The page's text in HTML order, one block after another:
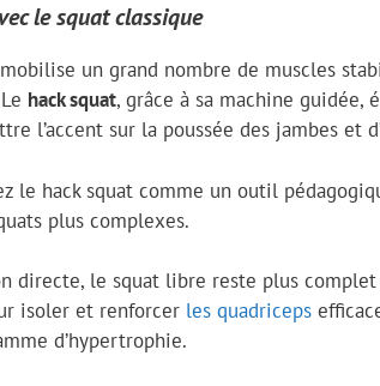
le squat classique
un grand nombre de muscles
hack squat, grâce à sa machine
l’accent sur la poussée des jambes et
le hack squat comme un outil
plus complexes.
directe, le squat libre reste plus
isoler et renforcer les quadriceps
d’hypertrophie.